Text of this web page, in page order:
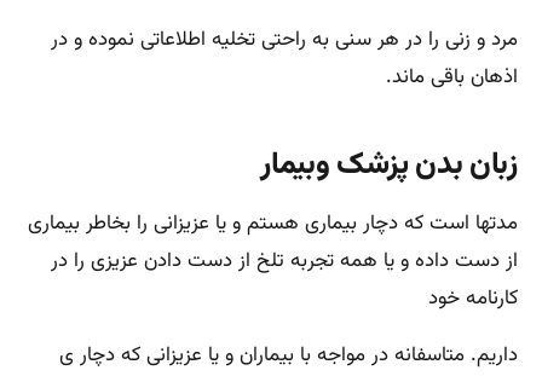
مرد و زنی را در هر سنی به راحتی تخلیه اطلاعاتی نموده و در
اذهان باقی ماند.
زبان بدن پزشک وبیمار
مدتها است که دچار بیماری هستم و یا عزیزانی را بخاطر بیماری
از دست داده و یا همه تجربه تلخ از دست دادن عزیزی را در
کارنامه خود
داریم. متاسفانه در مواجه با بیماران و یا عزیزانی که دچار ی